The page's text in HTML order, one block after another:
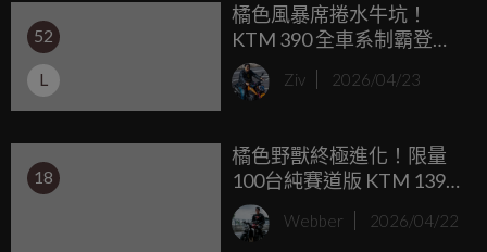
統就是決定這股蠻力如何轉化為抓地力的關鍵翻譯官。
52
L
橘色風暴席捲水牛坑！
KTM 390 全車系制霸登
場，ADVENTURE R 與
SMC R 雙雄領航試駕
Ziv 2026/04/23
18
橘色野獸終極進化！限量
100台純賽道版 KTM 1390
Super Duke RR Track 霸氣
登場，近200匹馬力挑戰極
Webber 2026/04/22